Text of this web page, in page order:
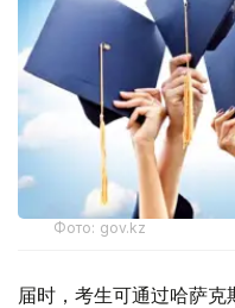
Фото: gov.kz
届时，考生可通过哈萨